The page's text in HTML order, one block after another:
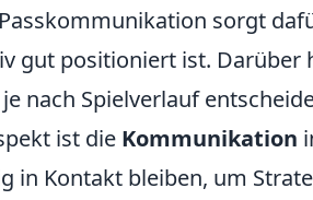
sorgt
gut positioniert ist. Darüber
nach Spielverlauf
ist die Kommunikation
in Kontakt bleiben, um